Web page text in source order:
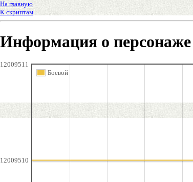
На главную
К скриптам
Информация о персонаже
12009510
12009511
Боевой